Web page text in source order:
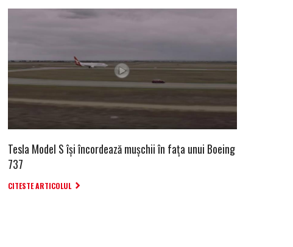
Tesla Model S își încordează mușchii în fața unui Boeing
737
CITESTE ARTICOLUL